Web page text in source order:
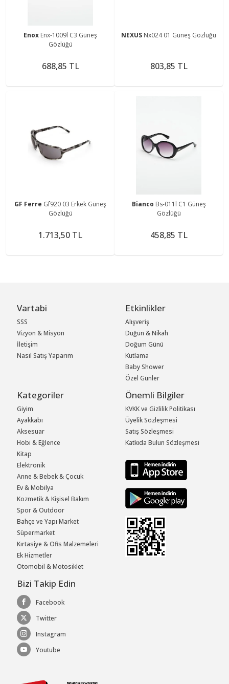
Enox Enx-1009l C3 Güneş
Gözlüğü
688,85 TL
NEXUS Nx024 01 Güneş Gözlüğü
803,85 TL
GF Ferre Gf920 03 Erkek Güneş
Gözlüğü
1.713,50 TL
Bianco Bs-011l C1 Güneş
Gözlüğü
458,85 TL
Vartabi
SSS
Vizyon & Misyon
İletişim
Nasıl Satış Yaparım
Etkinlikler
Alışveriş
Düğün & Nikah
Doğum Günü
Kutlama
Baby Shower
Özel Günler
Kategoriler
Giyim
Ayakkabı
Aksesuar
Hobi & Eğlence
Kitap
Elektronik
Anne & Bebek & Çocuk
Ev & Mobilya
Kozmetik & Kişisel Bakım
Spor & Outdoor
Bahçe ve Yapı Market
Süpermarket
Kırtasiye & Ofis Malzemeleri
Ek Hizmetler
Otomobil & Motosiklet
Önemli Bilgiler
KVKK ve Gizlilik Politikası
Üyelik Sözleşmesi
Satış Sözleşmesi
Katkıda Bulun Sözleşmesi
Bizi Takip Edin
Facebook
Twitter
Instagram
Youtube